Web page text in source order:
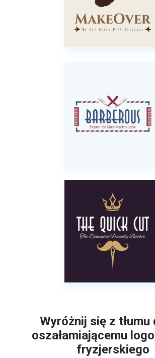
Wyróżnij się z tłumu
oszałamiającemu
fryzjerskiego